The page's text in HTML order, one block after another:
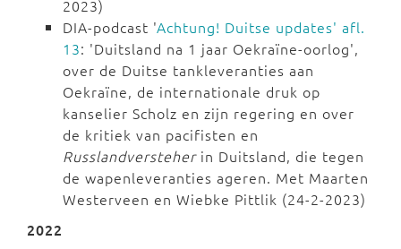
2023)
DIA-podcast 'Achtung! Duitse updates' afl.
13: 'Duitsland na 1 jaar Oekraïne-oorlog',
over de Duitse tankleveranties aan
Oekraïne, de internationale druk op
kanselier Scholz en zijn regering en over
de kritiek van pacifisten en
Russlandversteherin Duitsland, die tegen
de wapenleveranties ageren. Met Maarten
Westerveen en Wiebke Pittlik (24-2-2023)
2022